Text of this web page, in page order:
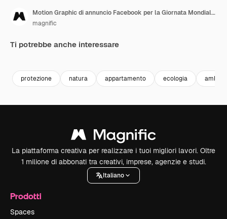
Motion Graphic di annuncio Facebook per la Giornata Mondiale dell'Ambiente in flat design disegnato a mano
magnific
Ti potrebbe anche interessare
protezione natura appartamento ecologia
La piattaforma creativa per realizzare i tuoi migliori lavori. Oltre
1 milione di abbonati tra creativi, imprese, agenzie e studi.
Italiano
Prodotti
Spaces